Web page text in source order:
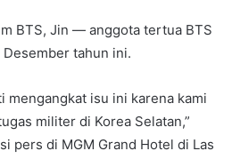
BTS, Jin — anggota tertua BTS
tahun ini.
mengangkat isu ini karena kami
militer di Korea Selatan,”
pers di MGM Grand Hotel di Las